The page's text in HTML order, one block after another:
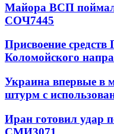
Майора ВСП
СОЧ7445
Присвоение
Коломойского
Украина впервые в
штурм с
Иран готовил удар